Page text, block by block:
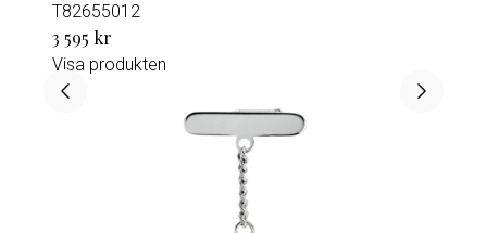
T82655012
3 595 kr
Visa produkten